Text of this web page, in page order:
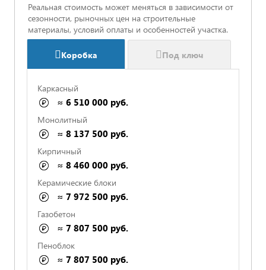
Реальная стоимость может меняться в зависимости от
сезонности, рыночных цен на строительные
материалы, условий оплаты и особенностей участка.
Коробка Под ключ
Каркасный
≈ 6 510 000 руб.
Монолитный
≈ 8 137 500 руб.
Кирпичный
≈ 8 460 000 руб.
Керамические блоки
≈ 7 972 500 руб.
Газобетон
≈ 7 807 500 руб.
Пеноблок
≈ 7 807 500 руб.